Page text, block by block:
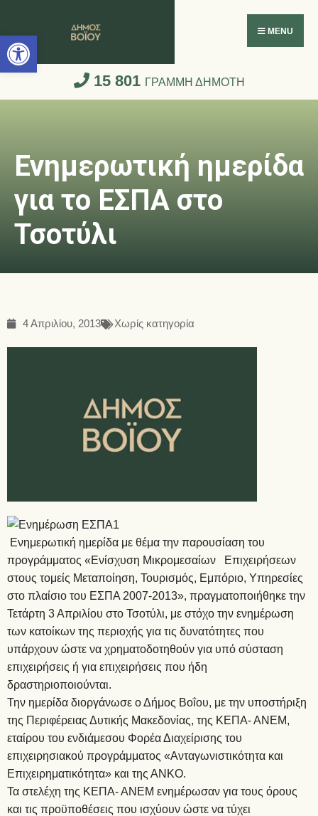
Ανοίξτε τη γραμμή εργαλείων
MENU
15 801 ΓΡΑΜΜΗ ΔΗΜΟΤΗ
Ενημερωτική ημερίδα
για το ΕΣΠΑ στο
Τσοτύλι
4 Απριλίου, 2013 Χωρίς κατηγορία
Ενημερωτική ημερίδα με θέμα την παρουσίαση του
προγράμματος «Ενίσχυση Μικρομεσαίων Επιχειρήσεων
στους τομείς Μεταποίηση, Τουρισμός, Εμπόριο, Υπηρεσίες
στο πλαίσιο του ΕΣΠΑ 2007-2013», πραγματοποιήθηκε την
Τετάρτη 3 Απριλίου στο Τσοτύλι, με στόχο την ενημέρωση
των κατοίκων της περιοχής για τις δυνατότητες που
υπάρχουν ώστε να χρηματοδοτηθούν για υπό σύσταση
επιχειρήσεις ή για επιχειρήσεις που ήδη
δραστηριοποιούνται.
Την ημερίδα διοργάνωσε ο Δήμος Βοΐου, με την υποστήριξη
της Περιφέρειας Δυτικής Μακεδονίας, της ΚΕΠΑ- ΑΝΕΜ,
εταίρου του ενδιάμεσου Φορέα Διαχείρισης του
επιχειρησιακού προγράμματος «Ανταγωνιστικότητα και
Επιχειρηματικότητα» και της ΑΝΚΟ.
Τα στελέχη της ΚΕΠΑ- ΑΝΕΜ ενημέρωσαν για τους όρους
και τις προϋποθέσεις που ισχύουν ώστε να τύχει